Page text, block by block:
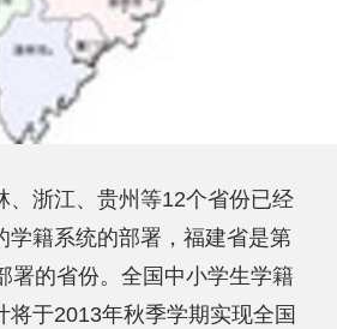
、浙江、贵州等12个省份已经
学籍系统的部署，福建省是第
署的省份。全国中小学生学籍
将于2013年秋季学期实现全国